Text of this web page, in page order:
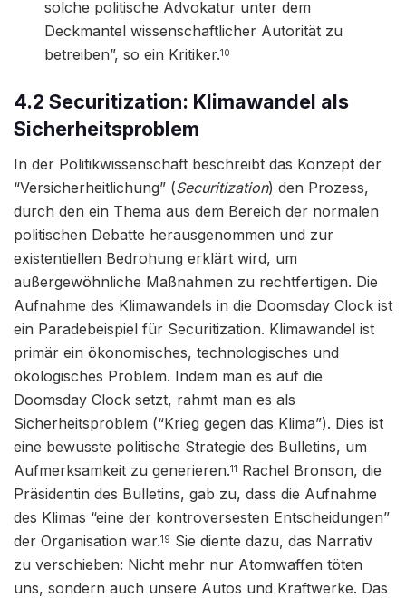
solche politische Advokatur unter dem
Deckmantel wissenschaftlicher Autorität zu
betreiben”, so ein Kritiker.10
4.2 Securitization: Klimawandel als
Sicherheitsproblem
In der Politikwissenschaft beschreibt das Konzept der
“Versicherheitlichung” (Securitization) den Prozess,
durch den ein Thema aus dem Bereich der normalen
politischen Debatte herausgenommen und zur
existentiellen Bedrohung erklärt wird, um
außergewöhnliche Maßnahmen zu rechtfertigen. Die
Aufnahme des Klimawandels in die Doomsday Clock ist
ein Paradebeispiel für Securitization. Klimawandel ist
primär ein ökonomisches, technologisches und
ökologisches Problem. Indem man es auf die
Doomsday Clock setzt, rahmt man es als
Sicherheitsproblem (“Krieg gegen das Klima”). Dies ist
eine bewusste politische Strategie des Bulletins, um
Aufmerksamkeit zu generieren.11 Rachel Bronson, die
Präsidentin des Bulletins, gab zu, dass die Aufnahme
des Klimas “eine der kontroversesten Entscheidungen”
der Organisation war.19 Sie diente dazu, das Narrativ
zu verschieben: Nicht mehr nur Atomwaffen töten
uns, sondern auch unsere Autos und Kraftwerke. Das